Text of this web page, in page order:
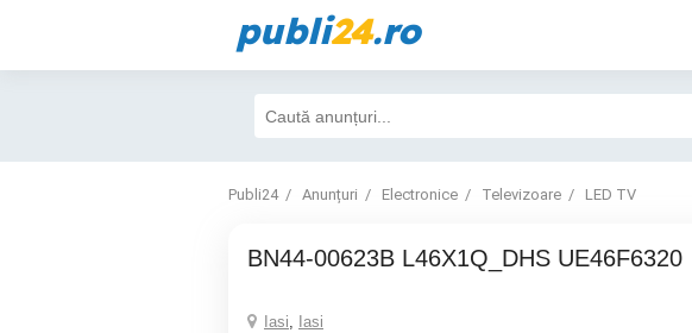
publi24.ro
Publi24 Anunțuri Electronice Televizoare LED TV
BN44-00623B L46X1Q_DHS UE46F6320
Iasi, Iasi